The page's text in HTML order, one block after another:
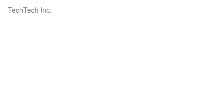
TechTech Inc.